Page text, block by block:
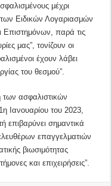
μέχρι
Ειδικών Λογαριασμών
Επιστημόνων, παρά τις
μας”, τονίζουν οι
έχουν λάβει
του θεσμού”.
ασφαλιστικών
Ιανουαρίου του 2023,
επιβαρύνει σημαντικά
επαγγελματιών
βιωσιμότητας
και επιχειρήσεις”.